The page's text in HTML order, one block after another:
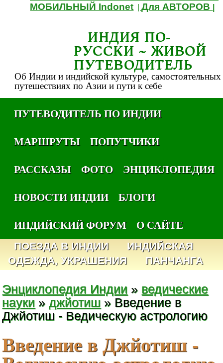
МОБИЛЬНЫЙ Indonet |Для АВТОРОВ
ИНДИЯ ПО-
РУССКИ ~ ЖИВОЙ
ПУТЕВОДИТЕЛЬ
Об Индии и индийской культуре, самостоятельных
путешествиях по Азии и пути к себе
ПУТЕВОДИТЕЛЬ ПО ИНДИИ
МАРШРУТЫ
ПОПУТЧИКИ
РАССКАЗЫ
ФОТО
ЭНЦИКЛОПЕДИЯ
НОВОСТИ ИНДИИ
БЛОГИ
ИНДИЙСКИЙ ФОРУМ
О САЙТЕ
ПОЕЗДА В ИНДИИ
ИНДИЙСКАЯ
ОДЕЖДА, УКРАШЕНИЯ
ПАНЧАНГА
Энциклопедия Индии » ведические
науки »джйотиш » Введение в
Джйотиш - Ведическую астрологию
Введение в Джйотиш -